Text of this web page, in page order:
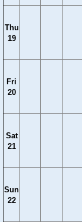
Thu
19
Fri
20
Sat
21
Sun
22